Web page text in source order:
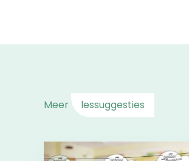
Meer lessuggesties